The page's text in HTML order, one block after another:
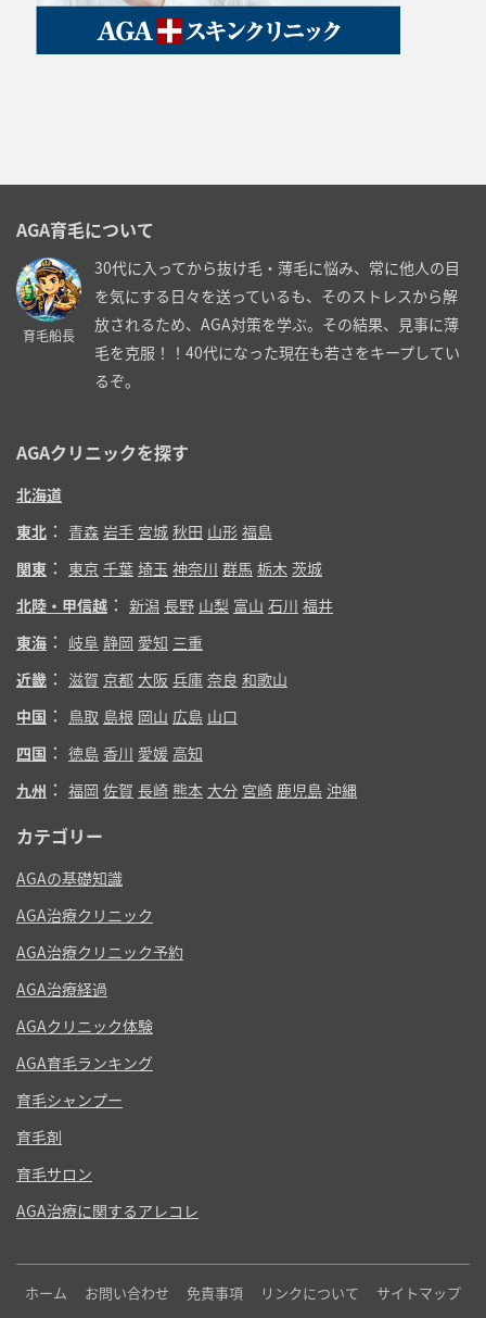
AGA育毛について
育毛船長
30代に入ってから抜け毛・薄毛に悩み、常に他人の目
を気にする日々を送っているも、そのストレスから解
放されるため、AGA対策を学ぶ。その結果、見事に薄
毛を克服！！40代になった現在も若さをキープしてい
るぞ。
AGAクリニックを探す
北海道
東北 ： 青森 岩手 宮城 秋田 山形 福島
関東 ： 東京 千葉 埼玉 神奈川 群馬 栃木 茨城
北陸・甲信越 ： 新潟 長野 山梨 富山 石川 福井
東海 ： 岐阜 静岡 愛知 三重
近畿 ： 滋賀 京都 大阪 兵庫 奈良 和歌山
中国 ： 鳥取 島根 岡山 広島 山口
四国 ： 徳島 香川 愛媛 高知
九州 ： 福岡 佐賀 長崎 熊本 大分 宮崎 鹿児島 沖縄
カテゴリー
AGAの基礎知識
AGA治療クリニック
AGA治療クリニック予約
AGA治療経過
AGAクリニック体験
AGA育毛ランキング
育毛シャンプー
育毛剤
育毛サロン
AGA治療に関するアレコレ
ホーム お問い合わせ 免責事項 リンクについて サイトマップ